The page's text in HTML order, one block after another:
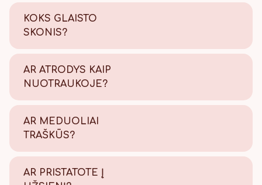
KOKS GLAISTO
SKONIS?
Saldus su šiek tiek citrinos
AR ATRODYS KAIP
NUOTRAUKOJE?
Tikrai taip! Viską atliekame
užtikriname kokybę.
AR MEDUOLIAI
TRAŠKŪS?
Tikrai traškūs - nes švieži!
AR PRISTATOTE Į